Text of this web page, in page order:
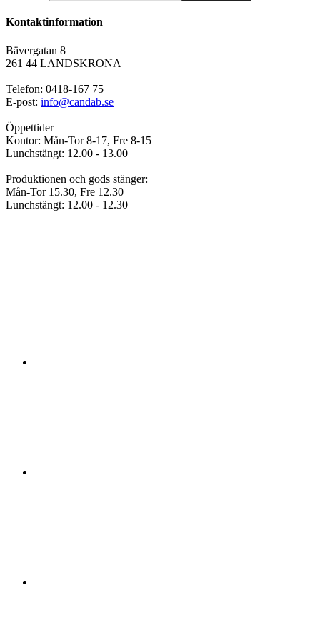
Kontaktinformation
Bävergatan 8
261 44 LANDSKRONA
Telefon: 0418-167 75
E-post: info@candab.se
Öppettider
Kontor: Mån-Tor 8-17, Fre 8-15
Lunchstängt: 12.00 - 13.00
Produktionen och gods stänger:
Mån-Tor 15.30, Fre 12.30
Lunchstängt: 12.00 - 12.30